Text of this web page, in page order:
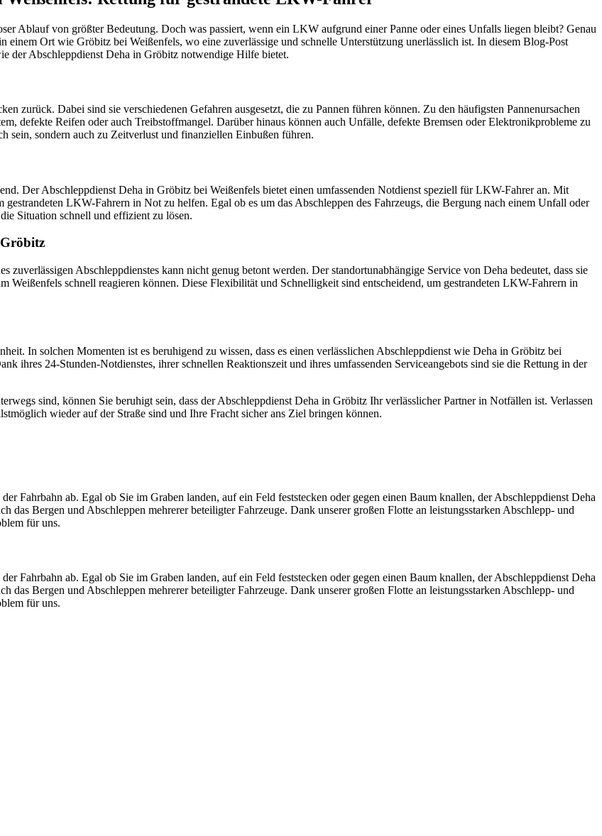
Ablauf von größter Bedeutung. Doch was passiert, wenn ein LKW aufgrund einer Panne oder eines Unfalls liegen bleibt? Genau
einem Ort wie Gröbitz bei Weißenfels, wo eine zuverlässige und schnelle Unterstützung unerlässlich ist. In diesem Blog-Post
der Abschleppdienst Deha in Gröbitz notwendige Hilfe bietet.
zurück. Dabei sind sie verschiedenen Gefahren ausgesetzt, die zu Pannen führen können. Zu den häufigsten Pannenursachen
defekte Reifen oder auch Treibstoffmangel. Darüber hinaus können auch Unfälle, defekte Bremsen oder Elektronikprobleme zu
sein, sondern auch zu Zeitverlust und finanziellen Einbußen führen.
Der Abschleppdienst Deha in Gröbitz bei Weißenfels bietet einen umfassenden Notdienst speziell für LKW-Fahrer an. Mit
LKW-Fahrern in Not zu helfen. Egal ob es um das Abschleppen des Fahrzeugs, die Bergung nach einem Unfall oder
Situation schnell und effizient zu lösen.
Abschleppdienstes kann nicht genug betont werden. Der standortunabhängige Service von Deha bedeutet, dass sie
Weißenfels schnell reagieren können. Diese Flexibilität und Schnelligkeit sind entscheidend, um gestrandeten LKW-Fahrern in
In solchen Momenten ist es beruhigend zu wissen, dass es einen verlässlichen Abschleppdienst wie Deha in Gröbitz bei
ihres 24-Stunden-Notdienstes, ihrer schnellen Reaktionszeit und ihres umfassenden Serviceangebots sind sie die Rettung in der
sind, können Sie beruhigt sein, dass der Abschleppdienst Deha in Gröbitz Ihr verlässlicher Partner in Notfällen ist. Verlassen
wieder auf der Straße sind und Ihre Fracht sicher ans Ziel bringen können.
Fahrbahn ab. Egal ob Sie im Graben landen, auf ein Feld feststecken oder gegen einen Baum knallen, der Abschleppdienst Deha
das Bergen und Abschleppen mehrerer beteiligter Fahrzeuge. Dank unserer großen Flotte an leistungsstarken Abschlepp- und
für uns.
Fahrbahn ab. Egal ob Sie im Graben landen, auf ein Feld feststecken oder gegen einen Baum knallen, der Abschleppdienst Deha
das Bergen und Abschleppen mehrerer beteiligter Fahrzeuge. Dank unserer großen Flotte an leistungsstarken Abschlepp- und
für uns.